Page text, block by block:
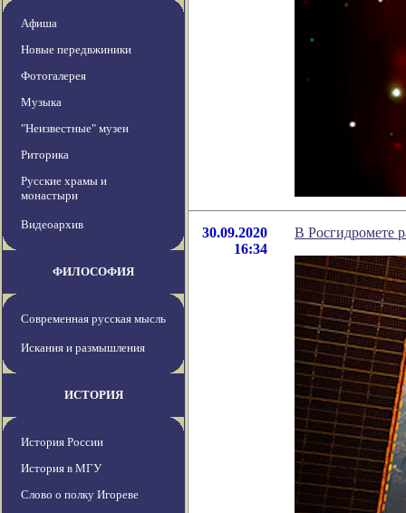
Афиша
Новые передвжиники
Фотогалерея
Музыка
"Неизвестные" музеи
Риторика
Русские храмы и
монастыри
Видеоархив
ФИЛОСОФИЯ
Современная русская мысль
Искания и размышления
ИСТОРИЯ
История России
История в МГУ
Слово о полку Игореве
30.09.2020
16:34
В Росгидромете